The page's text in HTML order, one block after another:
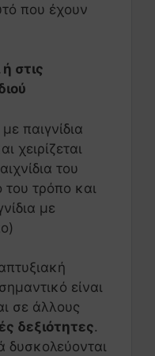
που έχουν
στις
παιγνίδια
χειρίζεται
του
του τρόπο και
με
είναι
σε άλλους
δεξιότητες.
δυσκολεύονται